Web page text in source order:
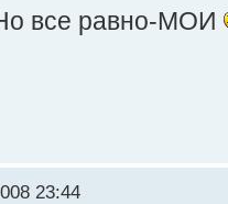
все равно-МОИ
23:44